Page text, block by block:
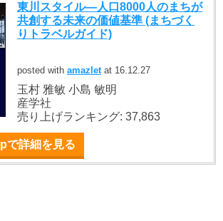
東川スタイル―人口8000人のまちが
共創する未来の価値基準 (まちづく
りトラベルガイド)
posted with amazletat 16.12.27
玉村 雅敏 小島 敏明
産学社
売り上げランキング: 37,863
で詳細を見る